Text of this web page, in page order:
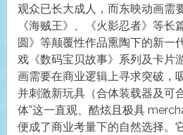
观众已长大成人，而东映动画需
《海贼王》、《火影忍者》等长
圆》等颠覆性作品熏陶下的新一
戏《数码宝贝故事》系列及卡片
画需要在商业逻辑上寻求突破，
并刺激新玩具（合体装载器及可
体”这一直观、酷炫且极具
便成了商业考量下的自然选择。